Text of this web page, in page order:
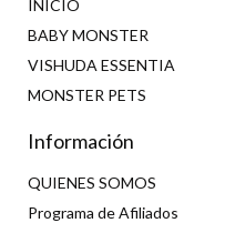
INICIO
BABY MONSTER
VISHUDA ESSENTIA
MONSTER PETS
Información
QUIENES SOMOS
Programa de Afiliados